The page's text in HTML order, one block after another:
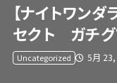
【ナイトワン
セクト ガチグ
5月
Uncategorized